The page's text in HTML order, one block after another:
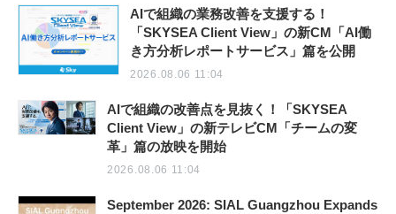
AIで組織の業務改善を支援する！
「SKYSEA Client View」の新CM「AI働
き方分析レポートサービス」篇を公開
2026.08.06 11:04
AIで組織の改善点を見抜く！「SKYSEA
Client View」の新テレビCM「チームの変
革」篇の放映を開始
2026.08.06 11:04
September 2026: SIAL Guangzhou Expands